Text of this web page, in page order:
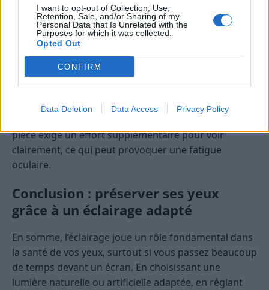
I want to opt-out of Collection, Use,
Retention, Sale, and/or Sharing of my
Personal Data that Is Unrelated with the
Purposes for which it was collected.
Opted Out
CONFIRM
Data Deletion Data Access Privacy Policy
pendant au moins 20 secondes. Cela permet de
détendre les muscles oculaires et de réduire la
fatigue.
Ajuster la luminosité de l’écran
Veillez à ce que la luminosité de votre écran soit
cohérente avec celle de votre environnement. Un
pièce exige un effort supplémentaire pour voir
clairement, ce qui peut provoquer une fatigue
oculaire.
Conclusion : préserver ses yeux
grâce à un éclairage adapté
En somme, l’éclairage joue un rôle fondamental dans
la santé de vos yeux, surtout si vous passez beaucoup
de temps devant un écran. En choisissant une
lumière naturelle ou artificielle adaptée, en réglant